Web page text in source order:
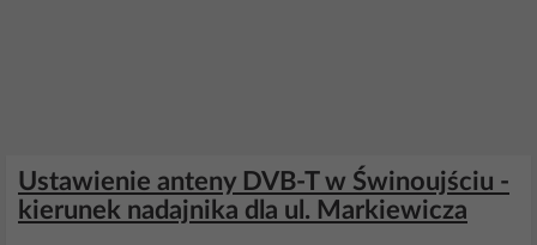
Ustawienie anteny DVB-T w Świnoujściu -
kierunek nadajnika dla ul. Markiewicza